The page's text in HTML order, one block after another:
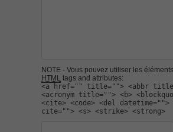
NOTE - Vous pouvez utiliser les
HTML tags and attributes:
<a href="" title=""> <abbr
<acronym title=""> <b>
<cite> <code> <del datetime="">
cite=""> <s> <strike> <strong>